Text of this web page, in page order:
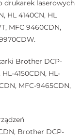
drukarek laserowych
HL 4140CN, HL
MFC 9460CDN,
Brother DCP-
4150CDN, HL-
MFC-9465CDN,
Brother DCP-